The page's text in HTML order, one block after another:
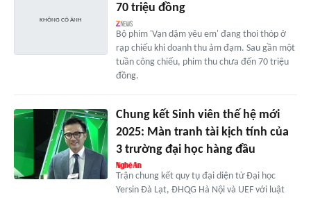
70 triệu đồng
Bộ phim 'Vạn dặm yêu em' đang thoi thóp ở
rạp chiếu khi doanh thu ảm đạm. Sau gần một
tuần công chiếu, phim thu chưa đến 70 triệu
đồng.
Chung kết Sinh viên thế hệ mới
2025: Màn tranh tài kịch tính của
3 trường đại học hàng đầu
Trận chung kết quy tụ đại diện từ Đại học
Yersin Đà Lạt, ĐHQG Hà Nội và UEF với luật